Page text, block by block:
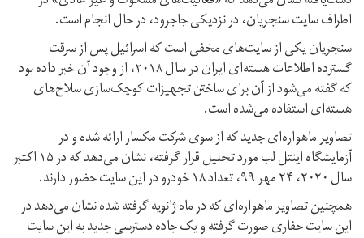
اطراف سایت سنجریان، در نزدیکی جاجرود، در حال انجام است.
سنجریان یکی از سایت‌های مخفی است که اسرائیل پس از سرقت
گسترده اطلاعات هسته‌ای ایران در سال ۲۰۱۸، از وجود آن خبر داده بود
که گفته می‌شود از آن برای ساختن تجهیزات کوچک‌سازی سلاح‌های
هسته‌ای استفاده می‌شده است.
تصاویر ماهواره‌ای جدید که از سوی شرکت مکسار ارائه شده و در
آزمایشگاه اینتل لب مورد تحلیل قرار گرفته، نشان می‌دهد که در ۱۵ اکتبر
سال ۲۰۲۰، ۲۴ مهر ۹۹، تعداد ۱۸ خودرو در این سایت حضور دارند.
همچنین تصاویر ماهواره‌ای که در ماه ژانویه گرفته شده نشان می‌دهد در
این سایت حفاری صورت گرفته و یک جاده دسترسی جدید به این سایت